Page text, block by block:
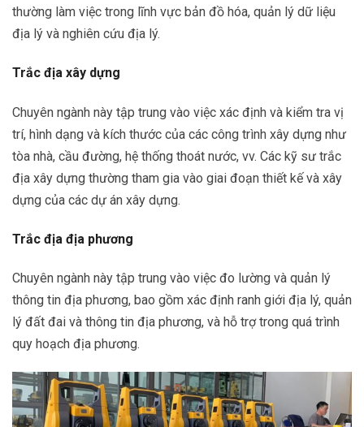
thường làm việc trong lĩnh vực bản đồ hóa, quản lý dữ liệu
địa lý và nghiên cứu địa lý.
Trắc địa xây dựng
Chuyên ngành này tập trung vào việc xác định và kiểm tra vị
trí, hình dạng và kích thước của các công trình xây dựng như
tòa nhà, cầu đường, hệ thống thoát nước, vv. Các kỹ sư trắc
địa xây dựng thường tham gia vào giai đoạn thiết kế và xây
dựng của các dự án xây dựng.
Trắc địa địa phương
Chuyên ngành này tập trung vào việc đo lường và quản lý
thông tin địa phương, bao gồm xác định ranh giới địa lý, quản
lý đất đai và thông tin địa phương, và hỗ trợ trong quá trình
quy hoạch địa phương.